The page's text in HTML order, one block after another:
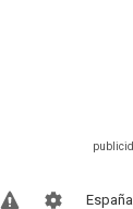
España